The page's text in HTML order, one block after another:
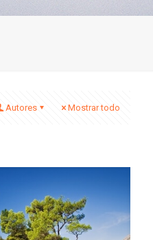
Autores Mostrar todo